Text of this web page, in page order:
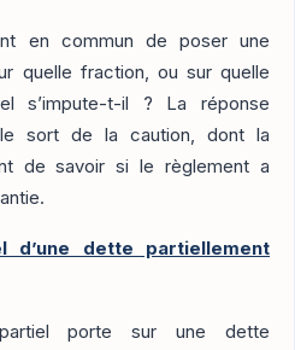
en commun de poser une
quelle fraction, ou sur quelle
s’impute-t-il ? La réponse
sort de la caution, dont la
de savoir si le règlement a
d’une dette partiellement
porte sur une dette